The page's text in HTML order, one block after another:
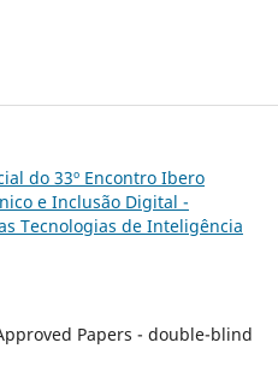
do 33º Encontro Ibero
e Inclusão Digital -
Tecnologias de Inteligência
Papers - double-blind